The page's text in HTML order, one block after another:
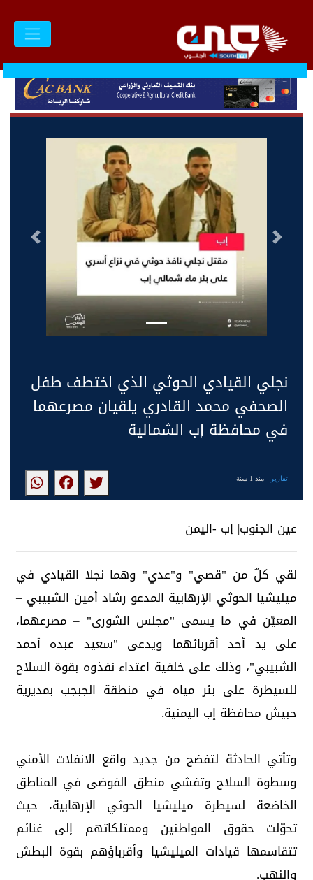
التالى السابق
نجلي القيادي الحوثي الذي اختطف طفل
الصحفي محمد القادري يلقيان مصرعهما
في محافظة إب الشمالية
تقارير - منذ 1 سنة
عين الجنوب| إب -اليمن
لقي كلٌ من "قصي" و"عدي" وهما نجلا القيادي في
ميليشيا الحوثي الإرهابية المدعو رشاد أمين الشبيبي –
المعيّن في ما يسمى "مجلس الشورى" – مصرعهما،
على يد أحد أقربائهما ويدعى "سعيد عبده أحمد
الشبيبي"، وذلك على خلفية اعتداء نفذوه بقوة السلاح
للسيطرة على بئر مياه في منطقة الجبجب بمديرية
حبيش محافظة إب اليمنية.
وتأتي الحادثة لتفضح من جديد واقع الانفلات الأمني
وسطوة السلاح وتفشي منطق الفوضى في المناطق
الخاضعة لسيطرة ميليشيا الحوثي الإرهابية، حيث
تحوّلت حقوق المواطنين وممتلكاتهم إلى غنائم
تتقاسمها قيادات الميليشيا وأقرباؤهم بقوة البطش
والنهب.